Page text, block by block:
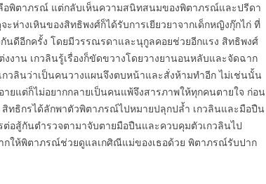
ลือพิตาภรณ์ แต่กลับเห็นความสนิทสนมของพิตาภรณ์และปรีดา
ห่างเหินของสิทธิพงศ์ก็ได้รับการเยียวยาจากเด็กหญิงกุ๊กไก่ ที่
นดีอีกครั้ง โดยมีวรรณรดาและนุกูลคอยช่วยอีกแรง สิทธิพงศ์
งาน เกวลินรู้เรื่องก็ขัดขวางโดยวางยานอนหลับและจัดฉาก
วลินว่าเป็นคนวางแผนจึงตบหน้าและสั่งห้ามทำอีก ไม่เช่นนั้น
ายแต่ก็ไม่อยากกลายเป็นคนแพ้จึงสารภาพให้ทุกคนตายใจ ก่อน
ทธิกรได้ลักพาตัวพิตาภรณ์ไปหมายปลุกปล้ำ เกวลินและมือปืน
อสู้กันตำรวจตามาจับตายมือปืนและควบคุมตัวเกวลินไป
กให้พิตาภรณ์ช่วยดูแลเกศิณีแม่ของเธอด้วย พิตาภรณ์รับปาก